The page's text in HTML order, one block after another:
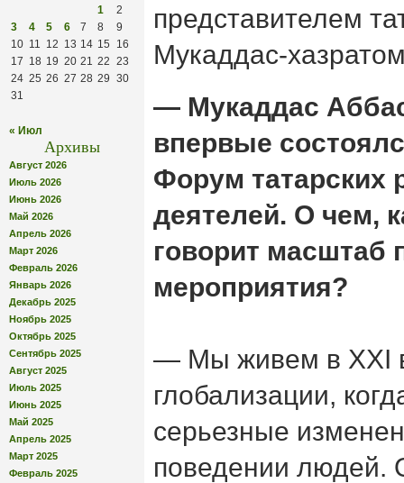
1
2
3
4 5 6 7 8
9
10 11 12 13 14 15
16
17 18 19 20 21 22 23
24 25 26 27 28 29 30
31
« Июл
Архивы
Август 2026
Июль 2026
Июнь 2026
Май 2026
Апрель 2026
Март 2026
Февраль 2026
Январь 2026
Декабрь 2025
Ноябрь 2025
Октябрь 2025
Сентябрь 2025
Август 2025
Июль 2025
Июнь 2025
Май 2025
Апрель 2025
Март 2025
Февраль 2025
представителем
Мукаддас-
— Мукаддас
впервые
Форум татарских
деятелей. О чем,
говорит масштаб
мероприятия?
— Мы живем в XXI
глобализации,
серьезные
поведении людей.